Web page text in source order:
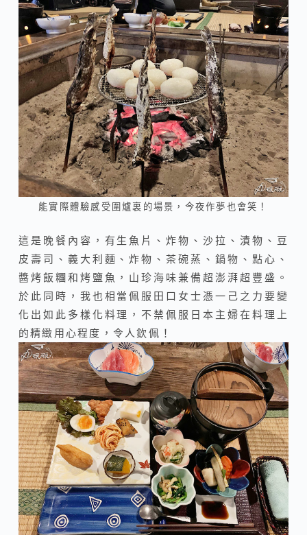
能實際體驗感受圍爐裏的場景，今夜作夢也會笑！
這是晚餐內容，有生魚片、炸物、沙拉、漬物、豆
皮壽司、義大利麵、炸物、茶碗蒸、鍋物、點心、
醬烤飯糰和烤鹽魚，山珍海味兼備超澎湃超豐盛。
於此同時，我也相當佩服田口女士憑一己之力要變
化出如此多樣化料理，不禁佩服日本主婦在料理上
的精緻用心程度，令人欽佩！